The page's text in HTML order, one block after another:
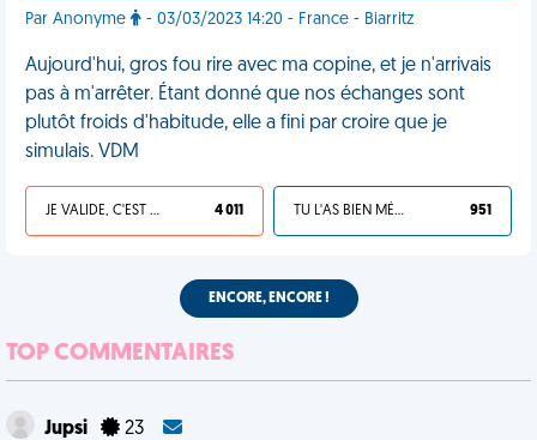
Par Anonyme - 03/03/2023 14:20 - France - Biarritz
Aujourd'hui, gros fou rire avec ma copine, et je n'arrivais
pas à m'arrêter. Étant donné que nos échanges sont
plutôt froids d'habitude, elle a fini par croire que je
simulais. VDM
JE VALIDE, C'EST UNE VDM 4 011 TU L'AS BIEN MÉRITÉ 951
ENCORE, ENCORE !
TOP COMMENTAIRES
Jupsi 23